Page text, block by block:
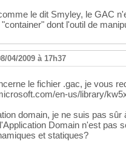
le dit Smyley, le GAC
dont l'outil de
04/2009 à 17h37
le fichier .gac, je vous
en-us/library/
domain, je ne suis pas sûr
Domain n'est pas
et statiques?